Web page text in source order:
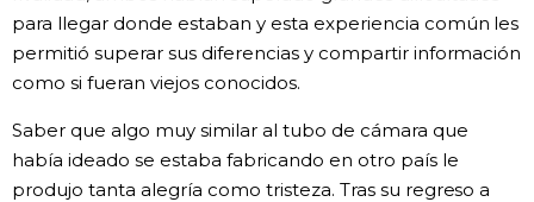
para llegar donde estaban y esta experiencia común les
permitió superar sus diferencias y compartir información
como si fueran viejos conocidos.
Saber que algo muy similar al tubo de cámara que
había ideado se estaba fabricando en otro país le
produjo tanta alegría como tristeza. Tras su regreso a